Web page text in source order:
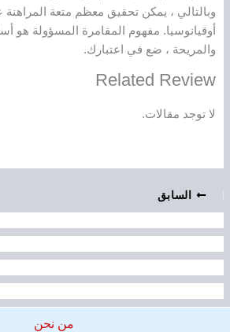
وبالتالي ، يمكن تحقيق معظم متعة المراهنة
أوقيانوسيا. مفهوم المقامرة المسؤولة هو
والمريحة ، ضع في اعتبارك.
Related Review
لا توجد مقالات.
السابق
من نحن